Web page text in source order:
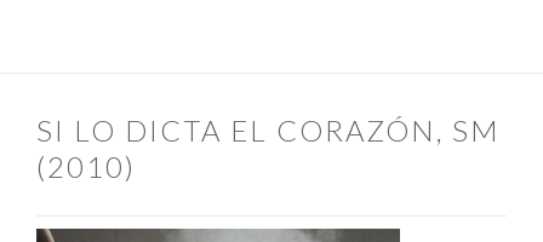
SI LO DICTA EL CORAZÓN, SM
(2010)